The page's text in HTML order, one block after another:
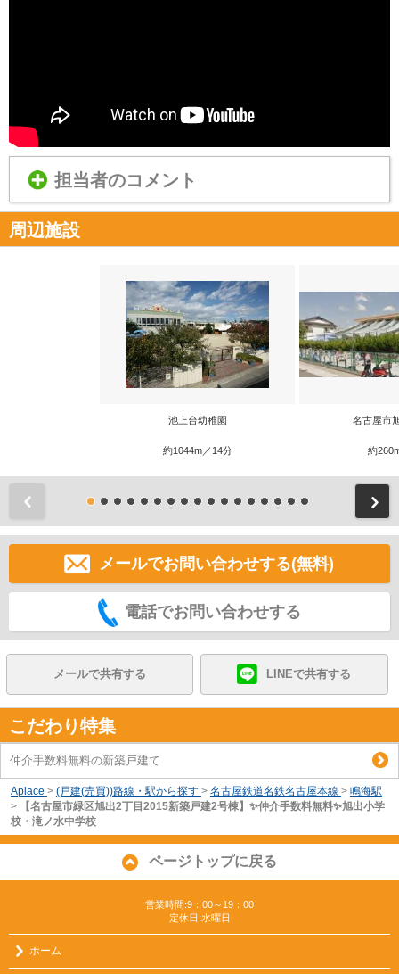
担当者のコメント
周辺施設
池上台幼稚園
約1044m／14分
名古屋市
約
メールでお問い合わせする(無料)
電話でお問い合わせする
メールで共有する LINEで共有する
こだわり特集
仲介手数料無料の新築戸建て
Aplace > (戸建(売買))路線・駅から探す > 名古屋鉄道名鉄名古屋本線 > 鳴海駅
>
【名古屋市緑区旭出2丁目2015新築戸建2号棟】✨️仲介手数料無料✨️旭出小学
校・滝ノ水中学校
ページトップに戻る
営業時間:9：00～19：00
定休日:水曜日
ホーム